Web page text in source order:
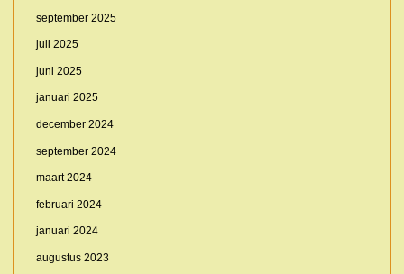
september 2025
juli 2025
juni 2025
januari 2025
december 2024
september 2024
maart 2024
februari 2024
januari 2024
augustus 2023